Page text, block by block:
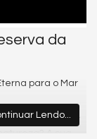
da
para o Mar
amanhecer
A sua
Lendo...